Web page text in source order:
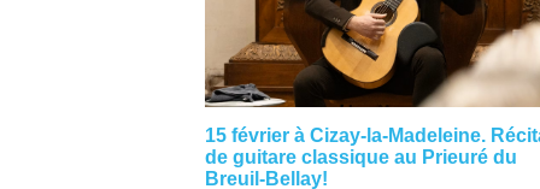
15 février à Cizay-la-Madeleine.
de guitare classique au Prieuré du
Breuil-Bellay!